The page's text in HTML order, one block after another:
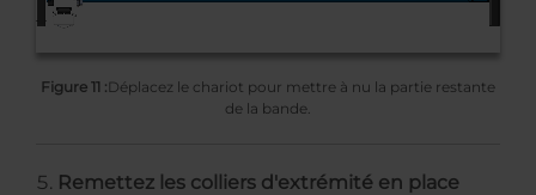
Figure 11 :Déplacez le chariot pour mettre à nu la partie restante
de la bande.
Remettez les colliers d'extrémité en place